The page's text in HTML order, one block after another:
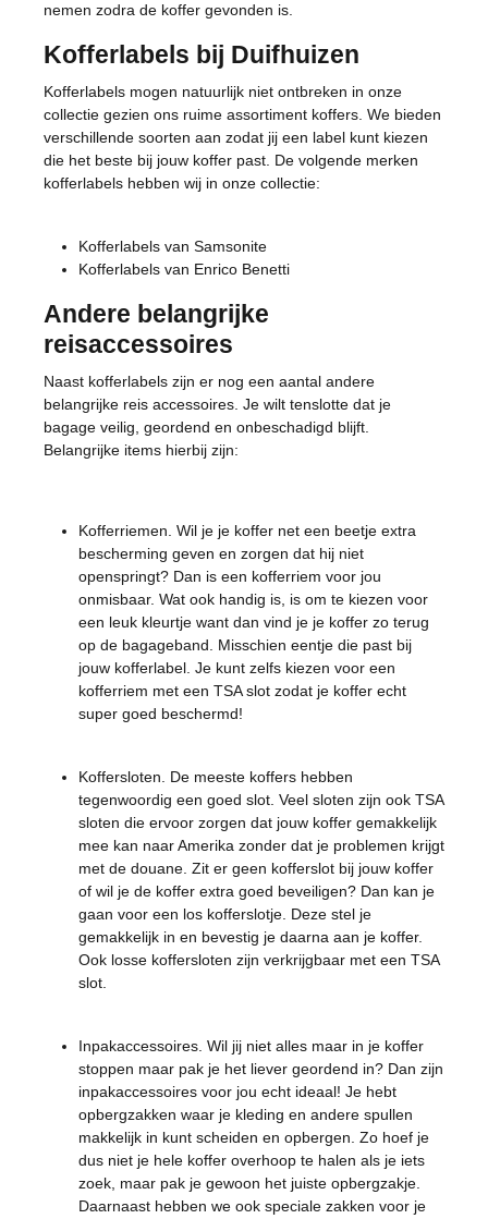
nemen zodra de koffer gevonden is.
Kofferlabels bij Duifhuizen
Kofferlabels mogen natuurlijk niet ontbreken in onze
collectie gezien ons ruime assortiment koffers. We bieden
verschillende soorten aan zodat jij een label kunt kiezen
die het beste bij jouw koffer past. De volgende merken
kofferlabels hebben wij in onze collectie:
Kofferlabels van Samsonite
Kofferlabels van Enrico Benetti
Andere belangrijke
reisaccessoires
Naast kofferlabels zijn er nog een aantal andere
belangrijke reis accessoires. Je wilt tenslotte dat je
bagage veilig, geordend en onbeschadigd blijft.
Belangrijke items hierbij zijn:
Kofferriemen. Wil je je koffer net een beetje extra
bescherming geven en zorgen dat hij niet
openspringt? Dan is een kofferriem voor jou
onmisbaar. Wat ook handig is, is om te kiezen voor
een leuk kleurtje want dan vind je je koffer zo terug
op de bagageband. Misschien eentje die past bij
jouw kofferlabel. Je kunt zelfs kiezen voor een
kofferriem met een TSA slot zodat je koffer echt
super goed beschermd!
Koffersloten. De meeste koffers hebben
tegenwoordig een goed slot. Veel sloten zijn ook TSA
sloten die ervoor zorgen dat jouw koffer gemakkelijk
mee kan naar Amerika zonder dat je problemen krijgt
met de douane. Zit er geen kofferslot bij jouw koffer
of wil je de koffer extra goed beveiligen? Dan kan je
gaan voor een los kofferslotje. Deze stel je
gemakkelijk in en bevestig je daarna aan je koffer.
Ook losse koffersloten zijn verkrijgbaar met een TSA
slot.
Inpakaccessoires. Wil jij niet alles maar in je koffer
stoppen maar pak je het liever geordend in? Dan zijn
inpakaccessoires voor jou echt ideaal! Je hebt
opbergzakken waar je kleding en andere spullen
makkelijk in kunt scheiden en opbergen. Zo hoef je
dus niet je hele koffer overhoop te halen als je iets
zoek, maar pak je gewoon het juiste opbergzakje.
Daarnaast hebben we ook speciale zakken voor je